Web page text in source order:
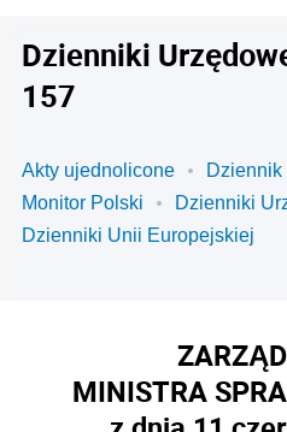
Dzienniki
157
Akty ujednolicone
Dziennik
Monitor Polski
Dzienniki
Dzienniki Unii Europejskiej
MINISTRA